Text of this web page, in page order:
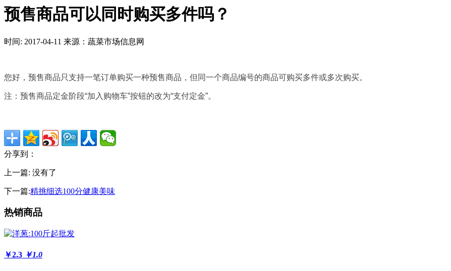
预售商品可以同时购买多件吗？
时间: 2017-04-11 来源：蔬菜市场信息网
您好，预售商品只支持一笔订单购买一种预售商品，但同一个商品编号的商品可购买多件或多次购买。
注：预售商品定金阶段“加入购物车”按钮的改为“支付定金”。
分享到：
上一篇: 没有了
下一篇:精挑细选100分健康美味
热销商品
￥2.3 ￥1.0